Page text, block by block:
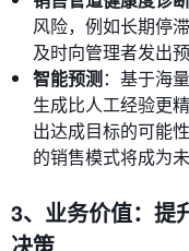
风险，例如长期停
及时向管理者发出
智能预测：基于海
生成比人工经验更
出达成目标的可能
的销售模式将成为
3、业务价值：提